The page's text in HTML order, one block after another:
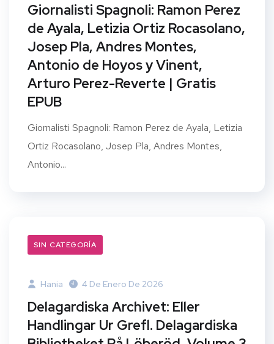
Giornalisti Spagnoli: Ramon Perez
de Ayala, Letizia Ortiz Rocasolano,
Josep Pla, Andres Montes,
Antonio de Hoyos y Vinent,
Arturo Perez-Reverte | Gratis
EPUB
Giornalisti Spagnoli: Ramon Perez de Ayala, Letizia
Ortiz Rocasolano, Josep Pla, Andres Montes,
Antonio...
SIN CATEGORÍA
Hania 4 De Enero De 2026
Delagardiska Archivet: Eller
Handlingar Ur Grefl. Delagardiska